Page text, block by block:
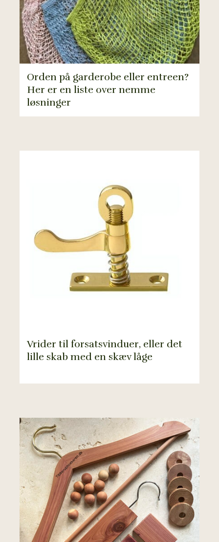
Orden på garderobe eller entreen?
Her er en liste over nemme
løsninger
Vrider til forsatsvinduer, eller det
lille skab med en skæv låge